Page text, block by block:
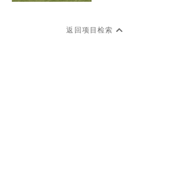
返回项目检索